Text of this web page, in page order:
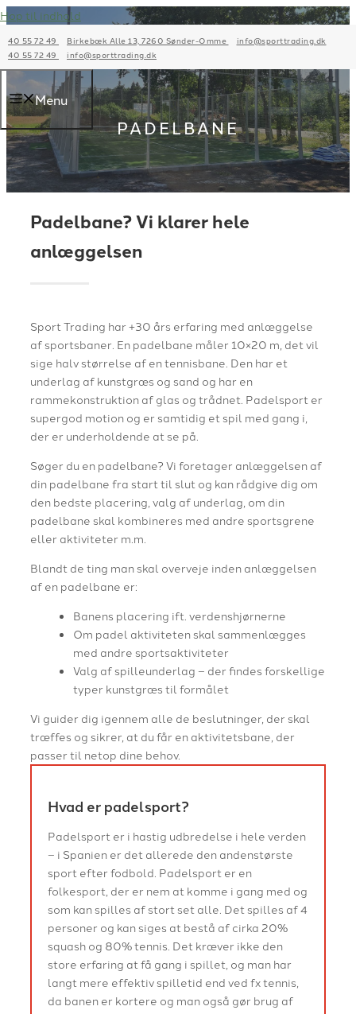
Hop til indhold
40 55 72 49 Birkebæk Alle 13, 7260 Sønder-Omme
info@sporttrading.dk
40 55 72 49
info@sporttrading.dk
Menu
PADELBANE
Padelbane? Vi klarer hele
anlæggelsen
Sport Trading har +30 års erfaring med anlæggelse
af sportsbaner. En padelbane måler 10×20 m, det vil
sige halv størrelse af en tennisbane. Den har et
underlag af kunstgræs og sand og har en
rammekonstruktion af glas og trådnet. Padelsport er
supergod motion og er samtidig et spil med gang i,
der er underholdende at se på.
Søger du en padelbane? Vi foretager anlæggelsen af
din padelbane fra start til slut og kan rådgive dig om
den bedste placering, valg af underlag, om din
padelbane skal kombineres med andre sportsgrene
eller aktiviteter m.m.
Blandt de ting man skal overveje inden anlæggelsen
af en padelbane er:
Banens placering ift. verdenshjørnerne
Om padel aktiviteten skal sammenlægges
med andre sportsaktiviteter
Valg af spilleunderlag – der findes forskellige
typer kunstgræs til formålet
Vi guider dig igennem alle de beslutninger, der skal
træffes og sikrer, at du får en aktivitetsbane, der
passer til netop dine behov.
Hvad er padelsport?
Padelsport er i hastig udbredelse i hele verden
– i Spanien er det allerede den andenstørste
sport efter fodbold. Padelsport er en
folkesport, der er nem at komme i gang med og
som kan spilles af stort set alle. Det spilles af 4
personer og kan siges at bestå af cirka 20%
squash og 80% tennis. Det kræver ikke den
store erfaring at få gang i spillet, og man har
langt mere effektiv spilletid end ved fx tennis,
da banen er kortere og man også gør brug af